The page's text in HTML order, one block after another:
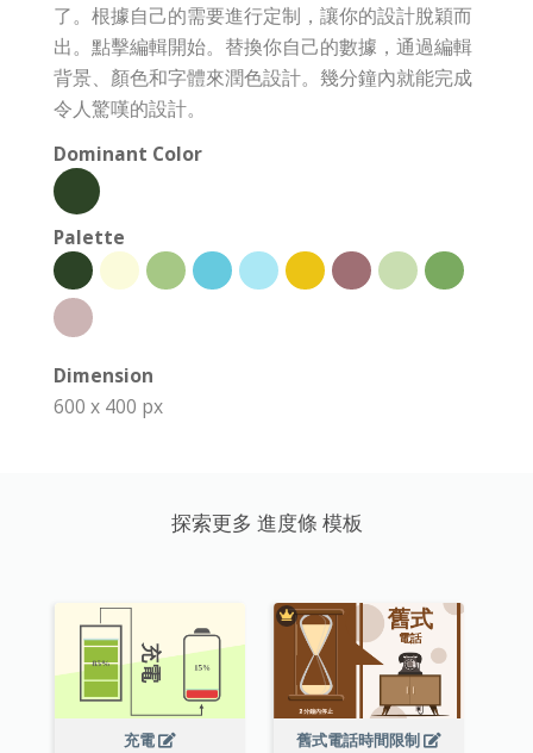
了。根據自己的需要進行定制，讓你的設計脫穎而
出。點擊編輯開始。替換你自己的數據，通過編輯
背景、顏色和字體來潤色設計。幾分鐘內就能完成
令人驚嘆的設計。
Dominant Color
Palette
Dimension
600 x 400 px
探索更多 進度條 模板
充電 舊式電話時間限制